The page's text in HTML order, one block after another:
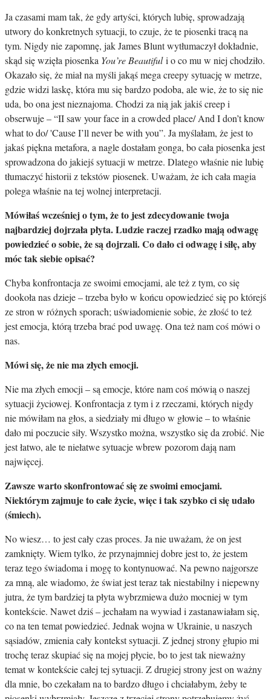
Ja czasami mam tak, że gdy artyści, których lubię, sprowadzają
utwory do konkretnych sytuacji, to czuje, że te piosenki tracą na
tym. Nigdy nie zapomnę, jak James Blunt wytłumaczył dokładnie,
skąd się wzięła piosenka You’re Beautifuli o co mu w niej chodziło.
Okazało się, że miał na myśli jakąś mega creepy sytuację w metrze,
gdzie widzi laskę, która mu się bardzo podoba, ale wie, że to się nie
uda, bo ona jest nieznajoma. Chodzi za nią jak jakiś creep i
obserwuje – “II saw your face in a crowded place/ And I don’t know
what to do/ 'Cause I’ll never be with you”. Ja myślałam, że jest to
jakaś piękna metafora, a nagle dostałam gonga, bo cała piosenka jest
sprowadzona do jakiejś sytuacji w metrze. Dlatego właśnie nie lubię
tłumaczyć historii z tekstów piosenek. Uważam, że ich cała magia
polega właśnie na tej wolnej interpretacji.
Mówiłaś wcześniej o tym, że to jest zdecydowanie twoja
najbardziej dojrzała płyta. Ludzie raczej rzadko mają odwagę
powiedzieć o sobie, że są dojrzali. Co dało ci odwagę i siłę, aby
móc tak siebie opisać?
Chyba konfrontacja ze swoimi emocjami, ale też z tym, co się
dookoła nas dzieje – trzeba było w końcu opowiedzieć się po którejś
ze stron w różnych sporach; uświadomienie sobie, że złość to też
jest emocja, którą trzeba brać pod uwagę. Ona też nam coś mówi o
nas.
Mówi się, że nie ma złych emocji.
Nie ma złych emocji – są emocje, które nam coś mówią o naszej
sytuacji życiowej. Konfrontacja z tym i z rzeczami, których nigdy
nie mówiłam na głos, a siedziały mi długo w głowie – to właśnie
dało mi poczucie siły. Wszystko można, wszystko się da zrobić. Nie
jest łatwo, ale te niełatwe sytuacje wbrew pozorom dają nam
najwięcej.
Zawsze warto skonfrontować się ze swoimi emocjami.
Niektórym zajmuje to całe życie, więc i tak szybko ci się udało
(śmiech).
No wiesz… to jest cały czas proces. Ja nie uważam, że on jest
zamknięty. Wiem tylko, że przynajmniej dobre jest to, że jestem
teraz tego świadoma i mogę to kontynuować. Na pewno najgorsze
za mną, ale wiadomo, że świat jest teraz tak niestabilny i niepewny
jutra, że tym bardziej ta płyta wybrzmiewa dużo mocniej w tym
kontekście. Nawet dziś – jechałam na wywiad i zastanawiałam się,
co na ten temat powiedzieć. Jednak wojna w Ukrainie, u naszych
sąsiadów, zmienia cały kontekst sytuacji. Z jednej strony głupio mi
trochę teraz skupiać się na mojej płycie, bo to jest tak nieważny
temat w kontekście całej tej sytuacji. Z drugiej strony jest on ważny
dla mnie, bo czekałam na to bardzo długo i chciałabym, żeby te